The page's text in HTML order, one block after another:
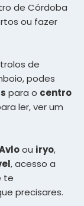
de Córdoba
ou fazer
de
podes
para o centro
ler, ver um
ou iryo,
, acesso a
te
precisares.